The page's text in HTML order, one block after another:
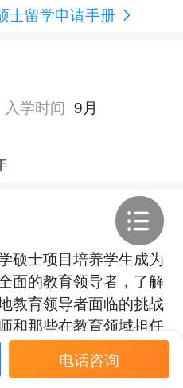
士留学申请手册
入学时间 9月
硕士项目培养学生成为
面的教育领导者，了解
教育领导者面临的挑战
和那些在教育领域担任
领导力和研究技能，以
学习如何在教育机构内
电话咨询